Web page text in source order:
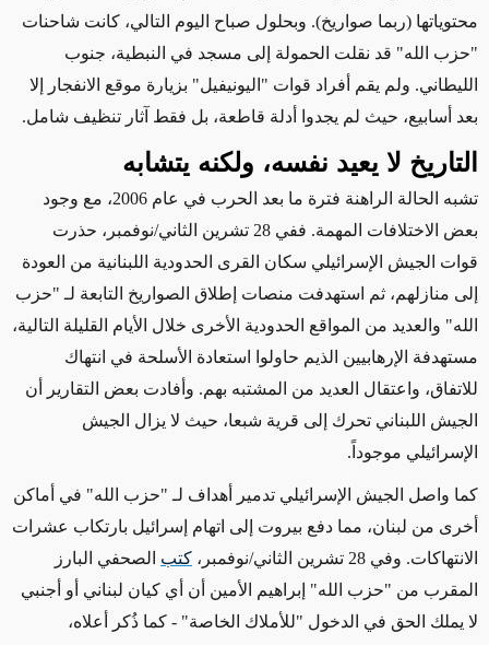
محتوياتها (ربما صواريخ). وبحلول صباح اليوم التالي، كانت شاحنات
"حزب الله" قد نقلت الحمولة إلى مسجد في النبطية، جنوب
الليطاني. ولم يقم أفراد قوات "اليونيفيل" بزيارة موقع الانفجار إلا
بعد أسابيع، حيث لم يجدوا أدلة قاطعة، بل فقط آثار تنظيف شامل.
التاريخ لا يعيد نفسه، ولكنه يتشابه
تشبه الحالة الراهنة فترة ما بعد الحرب في عام 2006، مع وجود
بعض الاختلافات المهمة. ففي 28 تشرين الثاني/نوفمبر، حذرت
قوات الجيش الإسرائيلي سكان القرى الحدودية اللبنانية من العودة
إلى منازلهم، ثم استهدفت منصات إطلاق الصواريخ التابعة لـ "حزب
الله" والعديد من المواقع الحدودية الأخرى خلال الأيام القليلة التالية،
مستهدفة الإرهابيين الذيم حاولوا استعادة الأسلحة في انتهاك
للاتفاق، واعتقال العديد من المشتبه بهم. وأفادت بعض التقارير أن
الجيش اللبناني تحرك إلى قرية شبعا، حيث لا يزال الجيش
الإسرائيلي موجوداً.
كما واصل الجيش الإسرائيلي تدمير أهداف لـ "حزب الله" في أماكن
أخرى من لبنان، مما دفع بيروت إلى اتهام إسرائيل بارتكاب عشرات
الانتهاكات. وفي 28 تشرين الثاني/نوفمبر،
كتب الصحفي البارز
المقرب من "حزب الله" إبراهيم الأمين أن أي كيان لبناني أو أجنبي
لا يملك الحق في الدخول "للأملاك الخاصة" - كما ذُكر أعلاه،